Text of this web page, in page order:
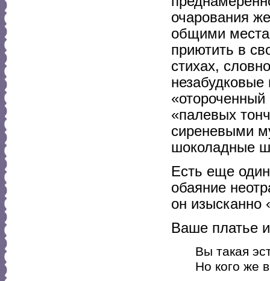
очарования
общими
приютить в
стихах,
«палевых
сиреневыми
шоколадные
Есть еще
обаяние
он изысканно
Ваше платье
Вы такая
Но кого же